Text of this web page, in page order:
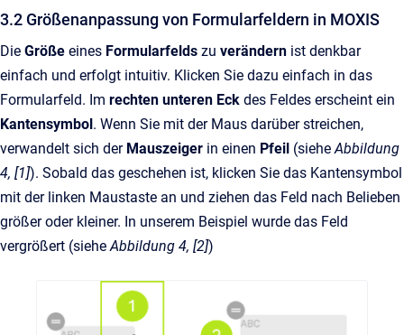
3.2 Größenanpassung von Formularfeldern in MOXIS
Die Größe eines Formularfelds zu verändern ist denkbar
einfach und erfolgt intuitiv. Klicken Sie dazu einfach in das
Formularfeld. Im rechten unteren Eck des Feldes erscheint ein
Kantensymbol. Wenn Sie mit der Maus darüber streichen,
verwandelt sich der Mauszeiger in einen Pfeil (sieheAbbildung
4, [1]). Sobald das geschehen ist, klicken Sie das Kantensymbol
mit der linken Maustaste an und ziehen das Feld nach Belieben
größer oder kleiner. In unserem Beispiel wurde das Feld
vergrößert (sieheAbbildung 4, [2])